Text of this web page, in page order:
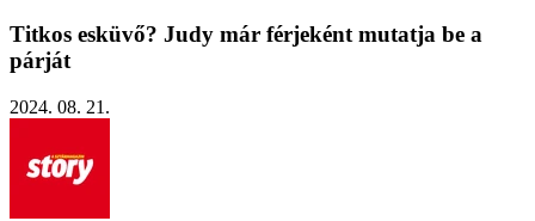
Titkos esküvő? Judy már férjeként mutatja be a
párját
2024. 08. 21.